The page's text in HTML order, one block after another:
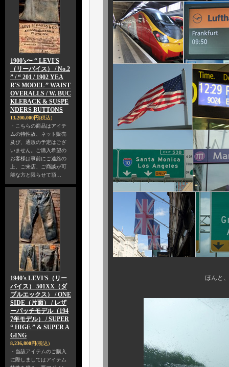
1900's〜 “ LEVI'S
（リーバイス） / No.2
” / “ 201 / 1902 YEA
R'S MODEL ” WAIST
OVERALLS / W. BUC
KLEBACK & SUSPE
NDERS BUTTONS
13,200,000円(税込)
・こちらの商品はアイテ
ムの特性故、ネット販売
及び、通販の予定はござ
いません。ご購入希望の
お客様は事前にご連絡の
上、ご来店、ご商談が可
能な方と限らせて頂…
1940's LEVI'S（リー
バイス） 501XX（ダ
ブルエックス） / ONE
SIDE（片面） / レザ
ーパッチモデル（194
7年モデル） / SUPER
“ HIGE ” & SUPER A
GING
8,236,800円(税込)
・当該アイテムのご購入
に際しましてはアイテム
ほんと、今年も いろん